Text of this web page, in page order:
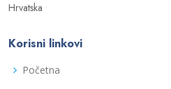
Hrvatska
Korisni linkovi
Početna